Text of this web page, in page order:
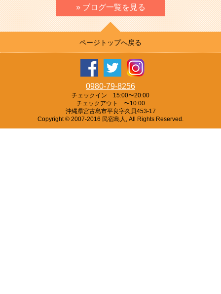
» ブログ一覧を見る
ページトップへ戻る
0980-79-8256
チェックイン 15:00〜20:00
チェックアウト 〜10:00
沖縄県宮古島市平良字久貝453-17
Copyright © 2007-2016 民宿島人, All Rights Reserved.